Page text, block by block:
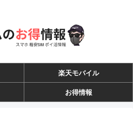
楽天モバイル
お得情報